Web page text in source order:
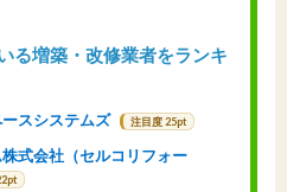
る増築・改修業者をランキ
スシステムズ 注目度 25pt
式会社（セルコリフォー